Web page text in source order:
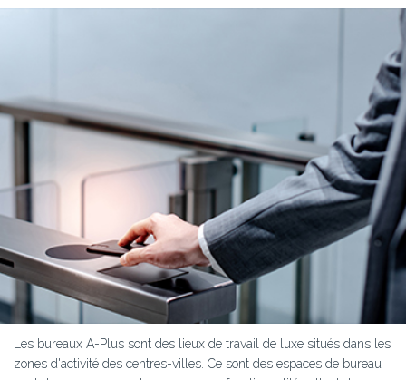
Les bureaux A-Plus sont des lieux de travail de luxe situés dans les
zones d'activité des centres-villes. Ce sont des espaces de bureau